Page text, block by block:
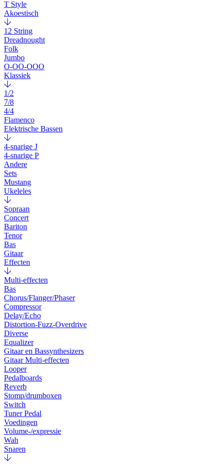
T Style
Akoestisch
12 String
Dreadnought
Folk
Jumbo
O-OO-OOO
Klassiek
1/2
7/8
4/4
Flamenco
Elektrische Bassen
4-snarige J
4-snarige P
Andere
Sets
Mustang
Ukeleles
Sopraan
Concert
Bariton
Tenor
Bas
Gitaar
Effecten
Multi-effecten
Bas
Chorus/Flanger/Phaser
Compressor
Delay/Echo
Distortion-Fuzz-Overdrive
Diverse
Equalizer
Gitaar en Bassynthesizers
Gitaar Multi-effecten
Looper
Pedalboards
Reverb
Stomp/drumboxen
Switch
Tuner Pedal
Voedingen
Volume-/expressie
Wah
Snaren